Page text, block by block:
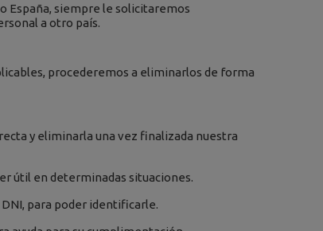
España, siempre le solicitaremos
a otro país.
procederemos a eliminarlos de forma
y eliminarla una vez finalizada nuestra
útil en determinadas situaciones.
para poder identificarle.